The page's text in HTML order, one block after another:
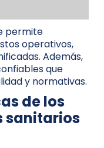
permite
operativos,
Además,
que
y normativas.
de los
sanitarios